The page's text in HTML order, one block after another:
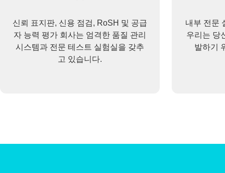
신뢰 표지판, 신용 점검, RoSH 및 공급
자 능력 평가 회사는 엄격한 품질 관리
시스템과 전문 테스트 실험실을 갖추
고 있습니다.
내부 전문
우리는 당
발하기